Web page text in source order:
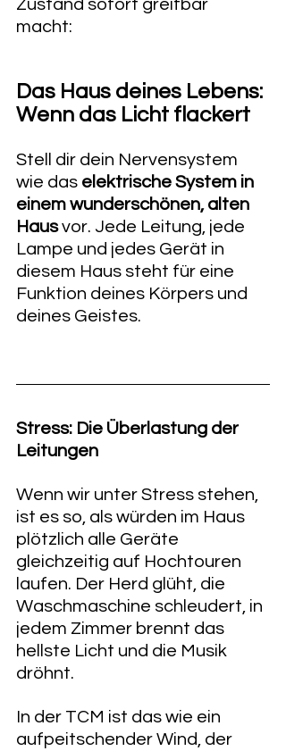
Zustand sofort greifbar
macht:
Das Haus deines Lebens:
Wenn das Licht flackert
Stell dir dein Nervensystem
wie das elektrische System in
einem wunderschönen, alten
Haus vor. Jede Leitung, jede
Lampe und jedes Gerät in
diesem Haus steht für eine
Funktion deines Körpers und
deines Geistes.
Stress: Die Überlastung der
Leitungen
Wenn wir unter Stress stehen,
ist es so, als würden im Haus
plötzlich alle Geräte
gleichzeitig auf Hochtouren
laufen. Der Herd glüht, die
Waschmaschine schleudert, in
jedem Zimmer brennt das
hellste Licht und die Musik
dröhnt.
In der TCM ist das wie ein
aufpeitschender Wind, der